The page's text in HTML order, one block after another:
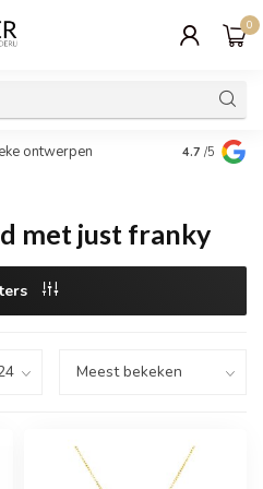
0
ontwerpen Wij
cadeau
4.7 /5
met just franky